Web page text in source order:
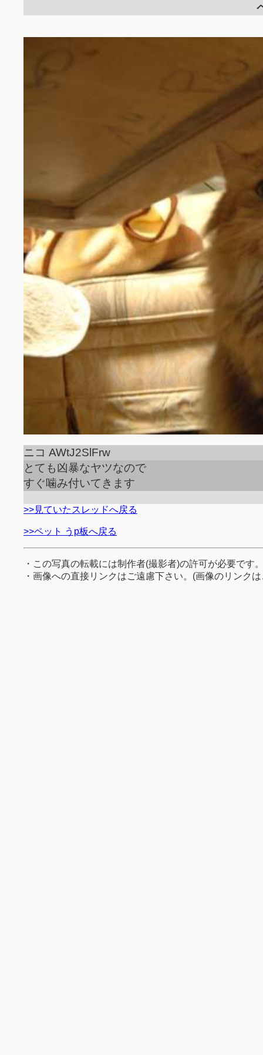
ニコ AWtJ2SlFrw
とても凶暴なヤツなので
すぐ噛み付いてきます
>>見ていたスレッドへ戻る
>>ペット うp板へ戻る
・この写真の転載には制作者(撮影者)の許可が必要です
・画像への直接リンクはご遠慮下さい。(画像のリンク